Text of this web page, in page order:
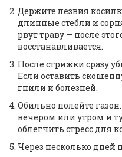
Держите лезвия
длинные стебли и
рвут траву — после
восстанавливается.
После стрижки сразу
Если оставить
гнили и болезней.
Обильно полейте
вечером или утром и
облегчить стресс для
Через несколько дней